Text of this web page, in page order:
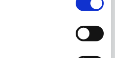
påmonteret beslag,
da der er sensor i.